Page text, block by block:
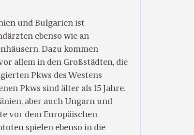
und Bulgarien ist
ebenso wie an
Dazu kommen
allem in den Großstädten, die
Pkws des Westens
Pkws sind älter als 15 Jahre.
aber auch Ungarn und
vor dem Europäischen
spielen ebenso in die